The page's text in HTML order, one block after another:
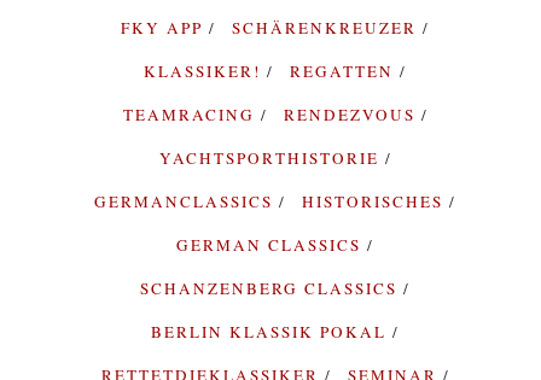
FKY APP
SCHÄRENKREUZER
KLASSIKER!
REGATTEN
TEAMRACING
RENDEZVOUS
YACHTSPORTHISTORIE
GERMANCLASSICS
HISTORISCHES
GERMAN CLASSICS
SCHANZENBERG CLASSICS
BERLIN KLASSIK POKAL
RETTETDIEKLASSIKER
SEMINAR